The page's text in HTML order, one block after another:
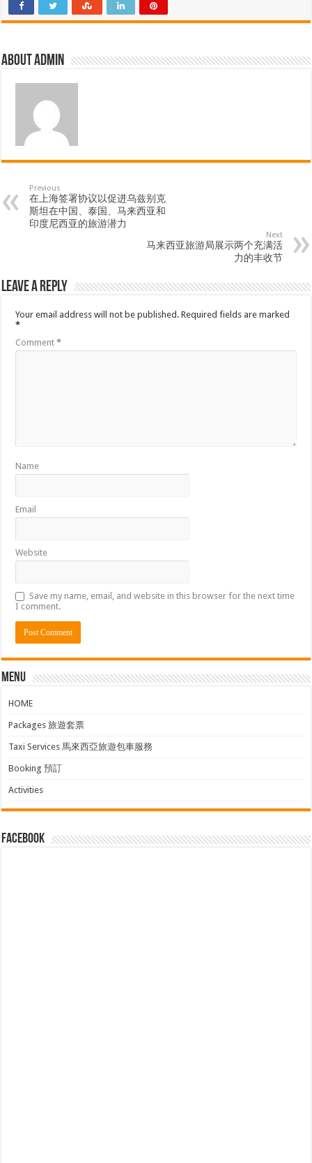
About admin
Previous
在上海签署协议以促进乌兹别克
斯坦在中国、泰国、马来西亚和
印度尼西亚的旅游潜力
Next
马来西亚旅游局展示两个充满活
力的丰收节
Leave a Reply
Your email address will not be published. Required fields are marked
*
Comment*
Name
Email
Website
Save my name, email, and website in this browser for the next time
I comment.
Menu
HOME
Packages 旅遊套票
Taxi Services 馬來西亞旅遊包車服務
Booking 預訂
Activities
facebook